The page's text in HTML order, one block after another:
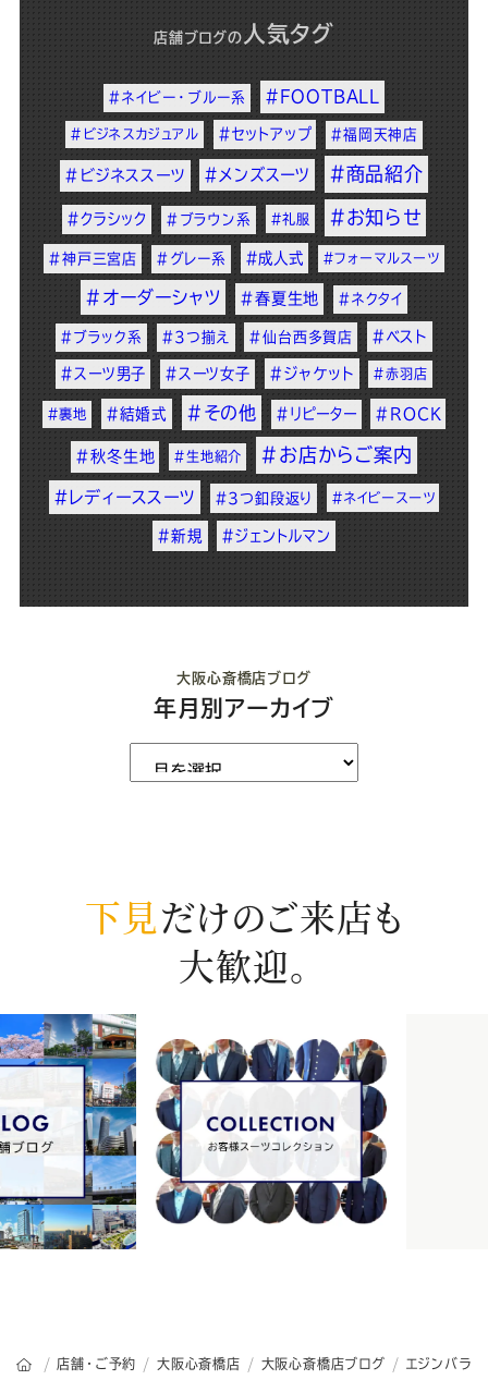
店舗ブログ の 人気タグ
#ネイビー・ブルー系 #FOOTBALL
#ビジネスカジュアル #セットアップ #福岡天神店
#ビジネススーツ #メンズスーツ #商品紹介
#クラシック #ブラウン系 #礼服 #お知らせ
#神戸三宮店 #グレー系 #成人式 #フォーマルスーツ
#オーダーシャツ #春夏生地 #ネクタイ
#ブラック系 #3つ揃え #仙台西多賀店 #ベスト
#スーツ男子 #スーツ女子 #ジャケット #赤羽店
#裏地 #結婚式 #その他 #リピーター #ROCK
#秋冬生地 #生地紹介 #お店からご案内
#レディーススーツ #3つ釦段返り #ネイビースーツ
#新規 #ジェントルマン
大阪心斎橋店ブログ
年月別アーカイブ
下見だけのご来店も
大歓迎。
オーダースーツSADAのトップページ
店舗・ご予約 大阪心斎橋店 大阪心斎橋店ブログ エジンバラ